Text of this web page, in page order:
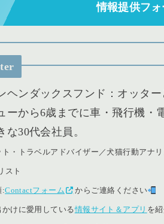
情報提供フォ
ヘンダックスフンド：オッタ
ーから6歳までに車・飛行機・
な30代会社員。
ト・トラベルアドバイザー／犬猫行動アナ
スト
:Contactフォーム からご連絡ください
けに愛用している情報サイト＆アプリ を